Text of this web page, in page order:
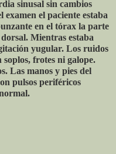
sinusal sin cambios
examen el paciente estaba
en el tórax la parte
Mientras estaba
yugular. Los ruidos
frotes ni galope.
Las manos y pies del
pulsos periféricos